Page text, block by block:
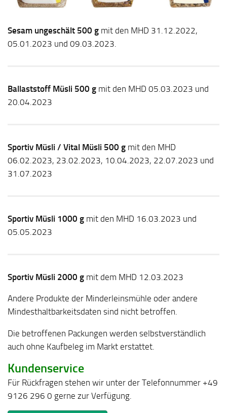
Sesam ungeschält 500 g mit den MHD 31.12.2022,
05.01.2023 und 09.03.2023.
Ballaststoff Müsli 500 g mit den MHD 05.03.2023 und
20.04.2023
Sportiv Müsli / Vital Müsli 500 g mit den MHD
06.02.2023, 23.02.2023, 10.04.2023, 22.07.2023 und
31.07.2023
Sportiv Müsli 1000 g mit den MHD 16.03.2023 und
05.05.2023
Sportiv Müsli 2000 g mit dem MHD 12.03.2023
Andere Produkte der Minderleinsmühle oder andere
Mindesthaltbarkeitsdaten sind nicht betroffen.
Die betroffenen Packungen werden selbstverständlich
auch ohne Kaufbeleg im Markt erstattet.
Kundenservice
Für Rückfragen stehen wir unter der Telefonnummer +49
9126 296 0 gerne zur Verfügung.